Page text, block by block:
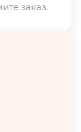
заказ.